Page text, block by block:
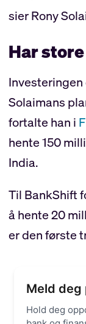
sier Rony
Har
Solaimans
fortalte han i
hente 150
India.
Til BankShift
å hente 20
er den første
Meld deg
Hold deg